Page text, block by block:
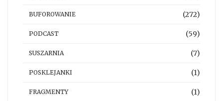
BUFOROWANIE (272)
PODCAST (59)
SUSZARNIA (7)
POSKLEJANKI (1)
FRAGMENTY (1)